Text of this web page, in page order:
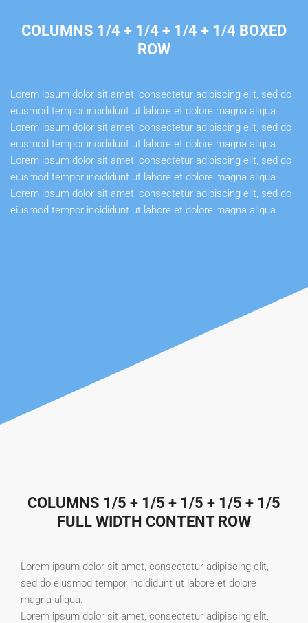
COLUMNS 1/4 + 1/4 + 1/4 + 1/4 BOXED
ROW
Lorem ipsum dolor sit amet, consectetur adipiscing elit, sed do
eiusmod tempor incididunt ut labore et dolore magna aliqua.
Lorem ipsum dolor sit amet, consectetur adipiscing elit, sed do
eiusmod tempor incididunt ut labore et dolore magna aliqua.
Lorem ipsum dolor sit amet, consectetur adipiscing elit, sed do
eiusmod tempor incididunt ut labore et dolore magna aliqua.
Lorem ipsum dolor sit amet, consectetur adipiscing elit, sed do
eiusmod tempor incididunt ut labore et dolore magna aliqua.
COLUMNS 1/5 + 1/5 + 1/5 + 1/5 + 1/5
FULL WIDTH CONTENT ROW
Lorem ipsum dolor sit amet, consectetur adipiscing elit,
sed do eiusmod tempor incididunt ut labore et dolore
magna aliqua.
Lorem ipsum dolor sit amet, consectetur adipiscing elit,